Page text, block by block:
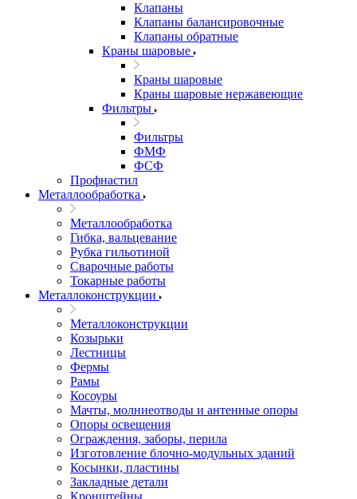
Клапаны
Клапаны балансировочные
Клапаны обратные
Краны шаровые
Краны шаровые
Краны шаровые нержавеющие
Фильтры
Фильтры
ФМФ
ФСФ
Профнастил
Металлообработка
Металлообработка
Гибка, вальцевание
Рубка гильотиной
Сварочные работы
Токарные работы
Металлоконструкции
Металлоконструкции
Козырьки
Лестницы
Фермы
Рамы
Косоуры
Мачты, молниеотводы и антенные опоры
Опоры освещения
Ограждения, заборы, перила
Изготовление блочно-модульных зданий
Косынки, пластины
Закладные детали
Кронштейны